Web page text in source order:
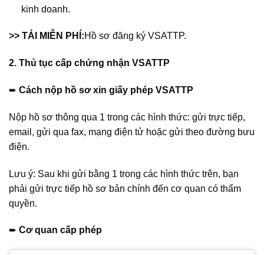
kinh doanh.
>> TẢI MIỄN PHÍ:Hồ sơ đăng ký VSATTP.
2. Thủ tục cấp chứng nhận VSATTP
➨ Cách nộp hồ sơ xin giấy phép VSATTP
Nộp hồ sơ thông qua 1 trong các hình thức: gửi trực tiếp,
email, gửi qua fax, mạng điện tử hoặc gửi theo đường bưu
điện.
Lưu ý: Sau khi gửi bằng 1 trong các hình thức trên, bạn
phải gửi trực tiếp hồ sơ bản chính đến cơ quan có thẩm
quyền.
➨ Cơ quan cấp phép